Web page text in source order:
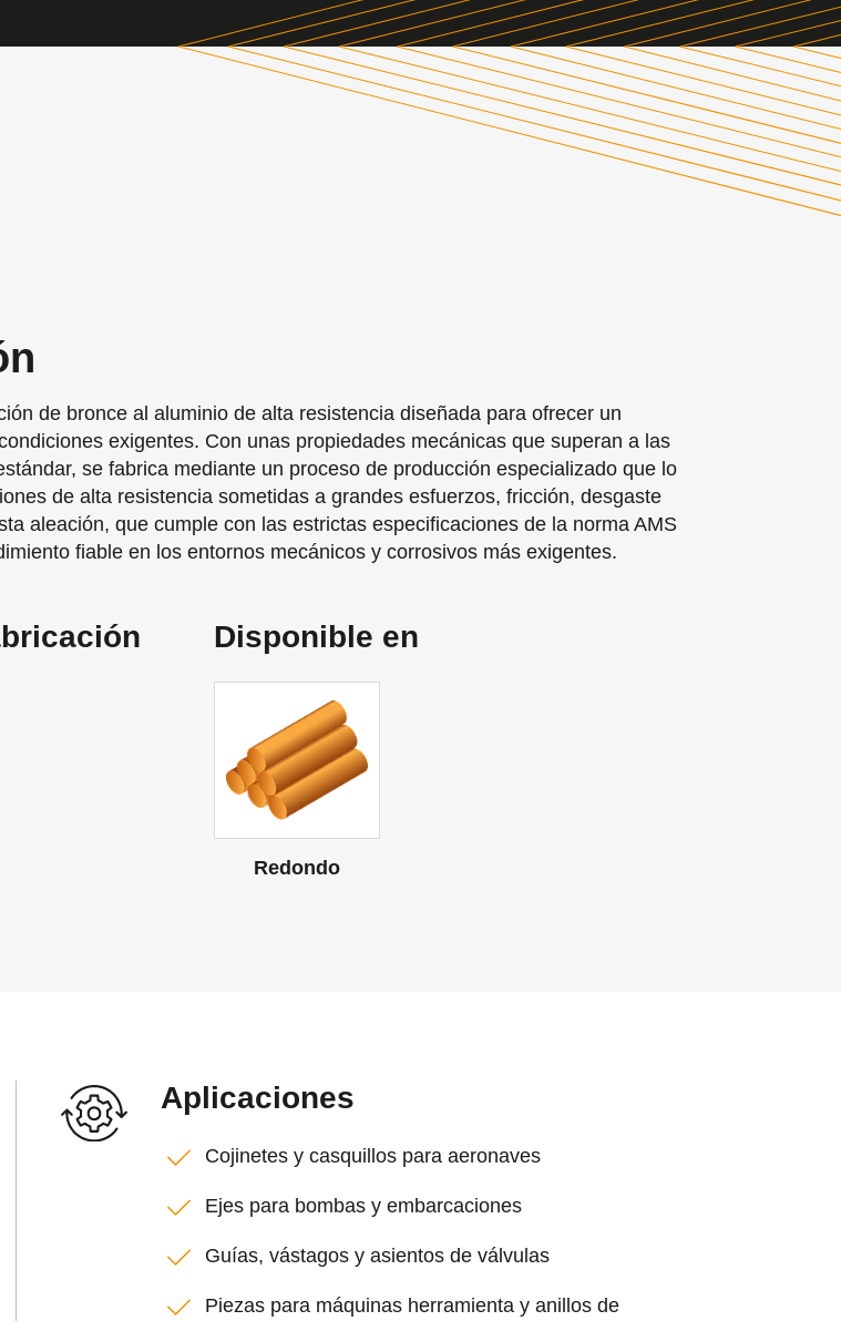
de bronce al aluminio de alta resistencia diseñada para ofrecer un
exigentes. Con unas propiedades mecánicas que superan a las
se fabrica mediante un proceso de producción especializado que lo
de alta resistencia sometidas a grandes esfuerzos, fricción, desgaste
aleación, que cumple con las estrictas especificaciones de la norma AMS
fiable en los entornos mecánicos y corrosivos más exigentes.
Disponible en
Redondo
Aplicaciones
Cojinetes y casquillos para aeronaves
Ejes para bombas y embarcaciones
Guías, vástagos y asientos de válvulas
Piezas para máquinas herramienta y anillos de